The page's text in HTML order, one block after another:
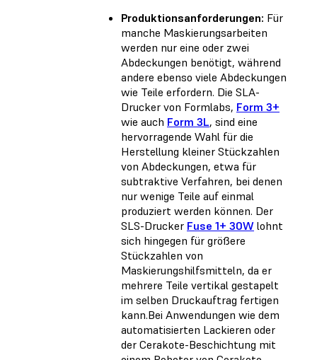
Produktionsanforderungen: Für
manche Maskierungsarbeiten
werden nur eine oder zwei
Abdeckungen benötigt, während
andere ebenso viele Abdeckungen
wie Teile erfordern. Die SLA-
Drucker von Formlabs, Form 3+
wie auch Form 3L, sind eine
hervorragende Wahl für die
Herstellung kleiner Stückzahlen
von Abdeckungen, etwa für
subtraktive Verfahren, bei denen
nur wenige Teile auf einmal
produziert werden können. Der
SLS-Drucker Fuse 1+ 30W lohnt
sich hingegen für größere
Stückzahlen von
Maskierungshilfsmitteln, da er
mehrere Teile vertikal gestapelt
im selben Druckauftrag fertigen
kann.Bei Anwendungen wie dem
automatisierten Lackieren oder
der Cerakote-Beschichtung mit